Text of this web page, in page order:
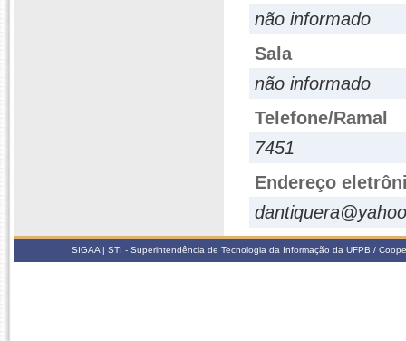
não informado
Sala
não informado
Telefone/Ramal
7451
Endereço
SIGAA | STI - Superintendência de Tecnologia da Informação da UFPB /